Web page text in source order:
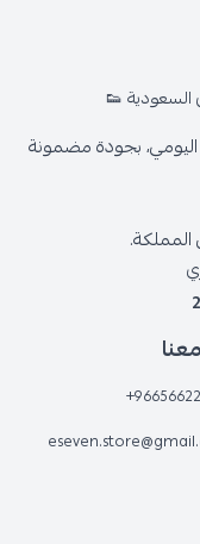
👟
بجودة مضمونة